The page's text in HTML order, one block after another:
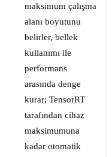
maksimum çalışma
alanı boyutunu
belirler, bellek
kullanımı ile
performans
arasında denge
kurar; TensorRT
tarafından cihaz
maksimumuna
kadar otomatik